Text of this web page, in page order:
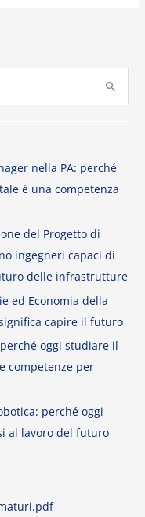
nella PA: perché
è una competenza
del Progetto di
ingegneri capaci di
delle infrastrutture
ed Economia della
capire il futuro
oggi studiare il
competenze per
perché oggi
al lavoro del futuro